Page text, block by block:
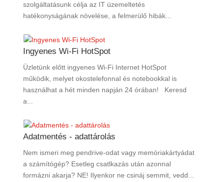
szolgáltatásunk célja az IT üzemeltetés
hatékonyságának növelése, a felmerülő hibák...
Ingyenes Wi-Fi HotSpot
Üzletünk előtt ingyenes Wi-Fi Internet HotSpot
működik, melyet okostelefonnal és notebookkal is
használhat a hét minden napján 24 órában! Keresd
a...
Adatmentés - adattárolás
Nem ismeri meg pendrive-odat vagy memóriakártyádat
a számítógép? Esetleg csatlkazás után azonnal
formázni akarja? NE! Ilyenkor ne csináj semmit, vedd...